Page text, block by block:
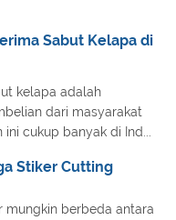
Sabut Kelapa di
kelapa adalah
dari masyarakat
cukup banyak di Ind...
Stiker Cutting
mungkin berbeda antara